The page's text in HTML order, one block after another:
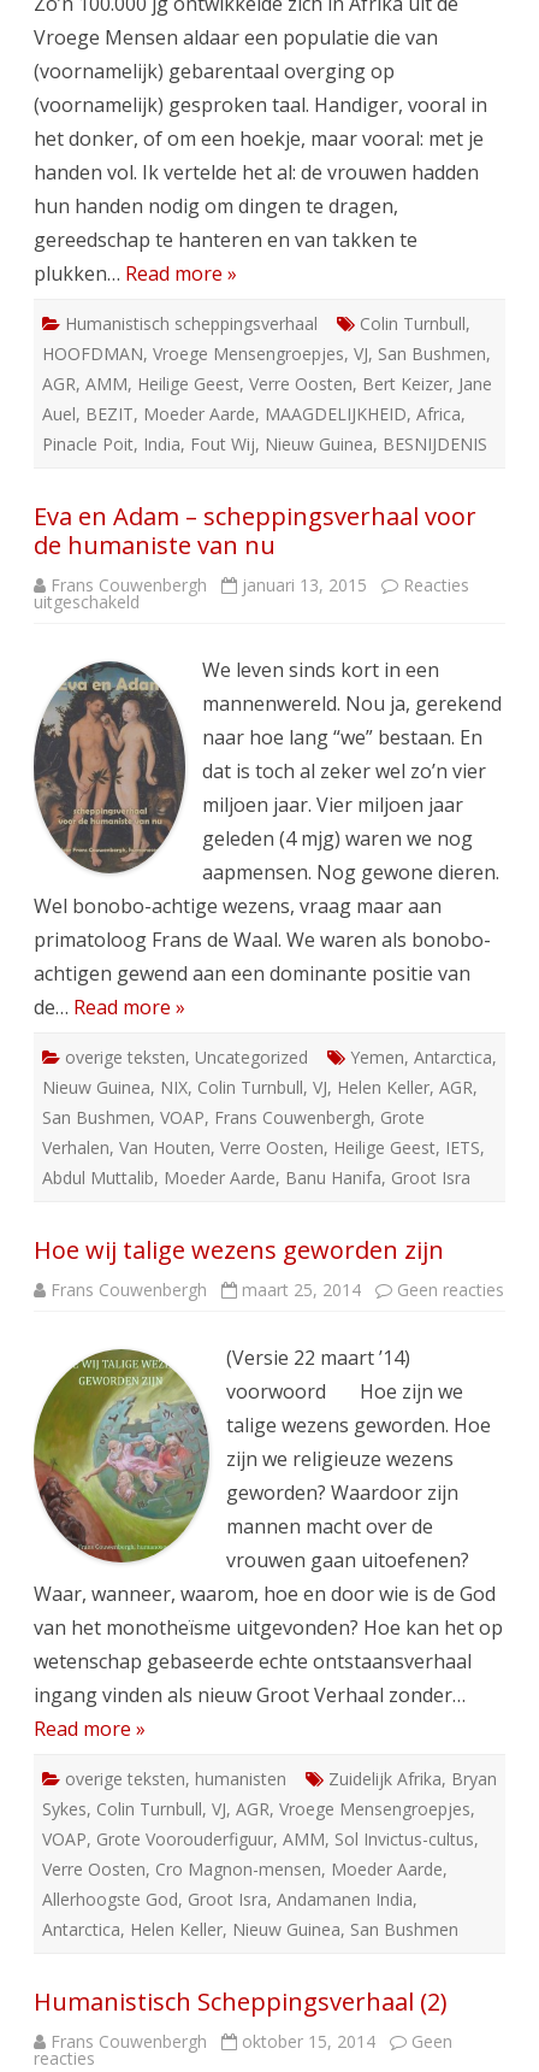
Moderne
Mensen
Vroege Mensen aldaar een populatie die van
(voornamelijk) gebarentaal overging op
(voornamelijk) gesproken taal. Handiger, vooral in
het donker, of om een hoekje, maar vooral: met je
handen vol. Ik vertelde het al: de vrouwen hadden
hun handen nodig om dingen te dragen,
gereedschap te hanteren en van takken te
plukken… Read more »
Humanistisch scheppingsverhaal Colin Turnbull,
HOOFDMAN, Vroege Mensengroepjes, VJ, San Bushmen,
AGR, AMM, Heilige Geest, Verre Oosten, Bert Keizer, Jane
Auel, BEZIT, Moeder Aarde, MAAGDELIJKHEID, Africa,
Pinacle Poit, India, Fout Wij, Nieuw Guinea, BESNIJDENIS
Eva en Adam – scheppingsverhaal voor
de humaniste van nu
Frans Couwenbergh januari 13, 2015 Reacties
uitgeschakeld
–
scheppingsverhaal
voor
de
humaniste
van
nu
We leven sinds kort in een
mannenwereld. Nou ja, gerekend
naar hoe lang “we” bestaan. En
dat is toch al zeker wel zo’n vier
miljoen jaar. Vier miljoen jaar
geleden (4 mjg) waren we nog
aapmensen. Nog gewone dieren.
Wel bonobo-achtige wezens, vraag maar aan
primatoloog Frans de Waal. We waren als bonobo-
achtigen gewend aan een dominante positie van
de… Read more »
overige teksten, Uncategorized Yemen, Antarctica,
Nieuw Guinea, NIX, Colin Turnbull, VJ, Helen Keller, AGR,
San Bushmen, VOAP, Frans Couwenbergh, Grote
Verhalen, Van Houten, Verre Oosten, Heilige Geest, IETS,
Abdul Muttalib, Moeder Aarde, Banu Hanifa, Groot Isra
Hoe wij talige wezens geworden zijn
Frans Couwenbergh maart 25, 2014 Geen reacties
(Versie 22 maart ’14)
voorwoord Hoe zijn we
talige wezens geworden. Hoe
zijn we religieuze wezens
geworden? Waardoor zijn
mannen macht over de
vrouwen gaan uitoefenen?
Waar, wanneer, waarom, hoe en door wie is de God
van het monotheïsme uitgevonden? Hoe kan het op
wetenschap gebaseerde echte ontstaansverhaal
ingang vinden als nieuw Groot Verhaal zonder…
Read more »
overige teksten, humanisten Zuidelijk Afrika, Bryan
Sykes, Colin Turnbull, VJ, AGR, Vroege Mensengroepjes,
VOAP, Grote Voorouderfiguur, AMM, Sol Invictus-cultus,
Verre Oosten, Cro Magnon-mensen, Moeder Aarde,
Allerhoogste God, Groot Isra, Andamanen India,
Antarctica, Helen Keller, Nieuw Guinea, San Bushmen
Humanistisch Scheppingsverhaal (2)
Frans Couwenbergh oktober 15, 2014 Geen
reacties